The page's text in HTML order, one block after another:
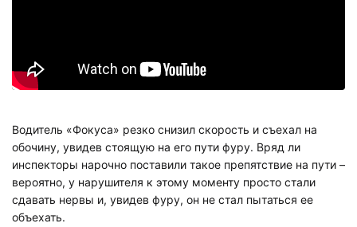
Водитель «Фокуса» резко снизил скорость и съехал на
обочину, увидев стоящую на его пути фуру. Вряд ли
инспекторы нарочно поставили такое препятствие на пути –
вероятно, у нарушителя к этому моменту просто стали
сдавать нервы и, увидев фуру, он не стал пытаться ее
объехать.